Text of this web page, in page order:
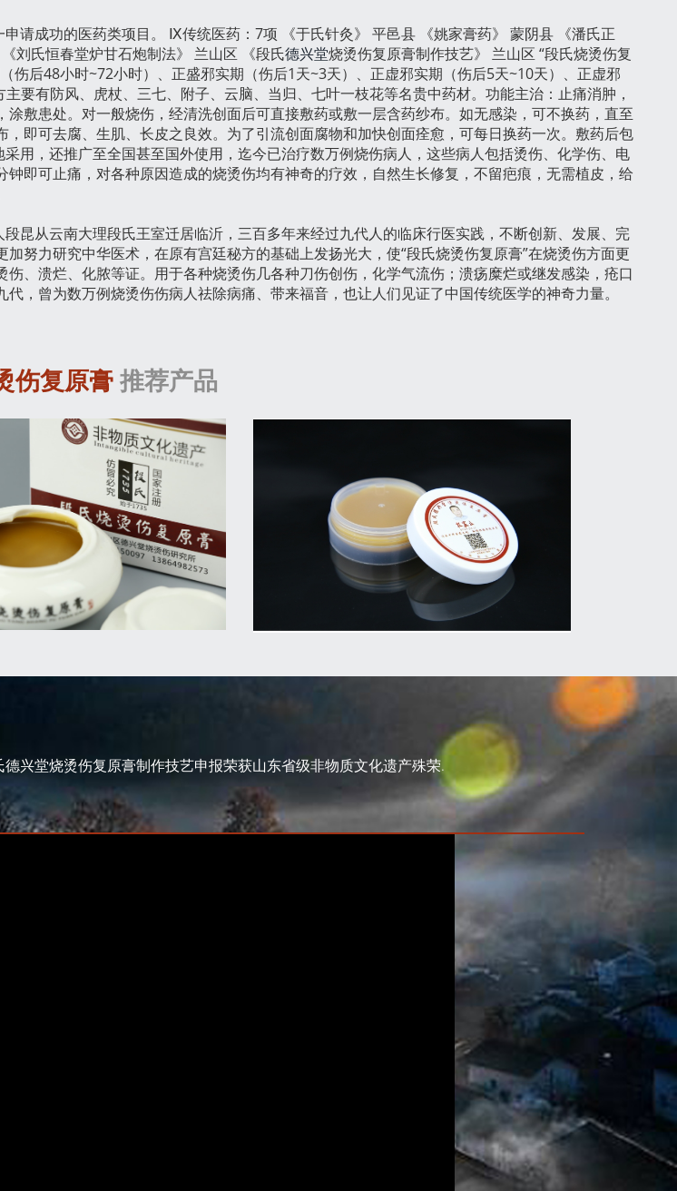
请成功的医药类项目。 Ⅸ传统医药：7项 《于氏针灸》 平邑县 《姚家膏药》 蒙阴县 《潘氏正
刘氏恒春堂炉甘石炮制法》 兰山区 《段氏德兴堂烧烫伤复原膏制作技艺》 兰山区 “段氏烧烫伤复
伤后48小时~72小时）、正盛邪实期（伤后1天~3天）、正虚邪实期（伤后5天~10天）、正虚邪
要有防风、虎杖、三七、附子、云脑、当归、七叶一枝花等名贵中药材。功能主治：止痛消肿，
敷患处。对一般烧伤，经清洗创面后可直接敷药或敷一层含药纱布。如无感染，可不换药，直至
即可去腐、生肌、长皮之良效。为了引流创面腐物和加快创面痊愈，可每日换药一次。敷药后包
用，还推广至全国甚至国外使用，迄今已治疗数万例烧伤病人，这些病人包括烫伤、化学伤、电
即可止痛，对各种原因造成的烧烫伤均有神奇的疗效，自然生长修复，不留疤痕，无需植皮，给
昆从云南大理段氏王室迁居临沂，三百多年来经过九代人的临床行医实践，不断创新、发展、完
努力研究中华医术，在原有宫廷秘方的基础上发扬光大，使“段氏烧烫伤复原膏”在烧烫伤方面更
、溃烂、化脓等证。用于各种烧烫伤几各种刀伤创伤，化学气流伤；溃疡糜烂或继发感染，疮口
，曾为数万例烧烫伤伤病人祛除病痛、带来福音，也让人们见证了中国传统医学的神奇力量。
伤复原膏推荐产品
德兴堂烧烫伤复原膏制作技艺申报荣获山东省级非物质文化遗产殊荣.